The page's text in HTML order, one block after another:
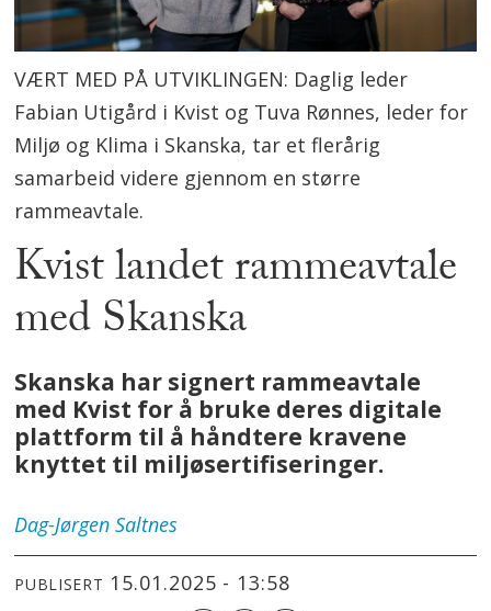
VÆRT MED PÅ UTVIKLINGEN: Daglig leder
Fabian Utigård i Kvist og Tuva Rønnes, leder for
Miljø og Klima i Skanska, tar et flerårig
samarbeid videre gjennom en større
rammeavtale.
Kvist landet rammeavtale
med Skanska
Skanska har signert rammeavtale
med Kvist for å bruke deres digitale
plattform til å håndtere kravene
knyttet til miljøsertifiseringer.
Dag-Jørgen Saltnes
PUBLISERT 15.01.2025 - 13:58